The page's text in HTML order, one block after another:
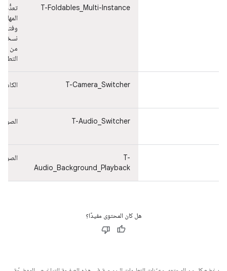
T-Foldables_Multi-Instance
تعدُّد
المهام
وفتح
من
T-Camera_Switcher
T-Audio_Switcher الصوت
T-
Audio_Background_Playback
الصوت
هل كان المحتوى مفيدًا؟